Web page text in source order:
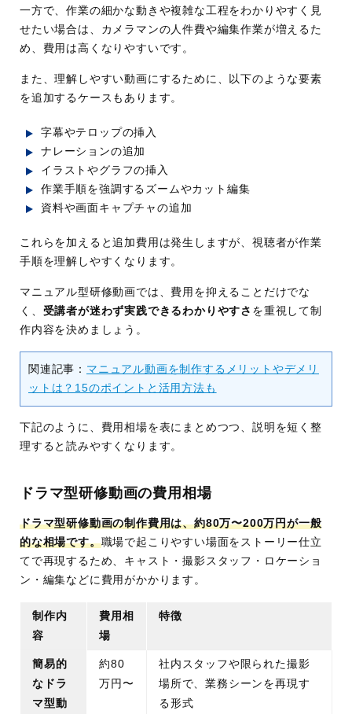
一方で、作業の細かな動きや複雑な工程をわかりやすく見
せたい場合は、カメラマンの人件費や編集作業が増えるた
め、費用は高くなりやすいです。
また、理解しやすい動画にするために、以下のような要素
を追加するケースもあります。
字幕やテロップの挿入
ナレーションの追加
イラストやグラフの挿入
作業手順を強調するズームやカット編集
資料や画面キャプチャの追加
これらを加えると追加費用は発生しますが、視聴者が作業
手順を理解しやすくなります。
マニュアル型研修動画では、費用を抑えることだけでな
く、 受講者が迷わず実践できるわかりやすさ を重視して制
作内容を決めましょう。
関連記事： マニュアル動画を制作するメリットやデメリ
ットは？15のポイントと活用方法も
下記のように、費用相場を表にまとめつつ、説明を短く整
理すると読みやすくなります。
ドラマ型研修動画の費用相場
ドラマ型研修動画の制作費用は、約80万〜200万円が一般
的な相場です。職場で起こりやすい場面をストーリー仕立
てで再現するため、キャスト・撮影スタッフ・ロケーショ
ン・編集などに費用がかかります。
制作内
容
費用相
場
特徴
簡易的
なドラ
マ型動
約80
万円〜
社内スタッフや限られた撮影
場所で、業務シーンを再現す
る形式